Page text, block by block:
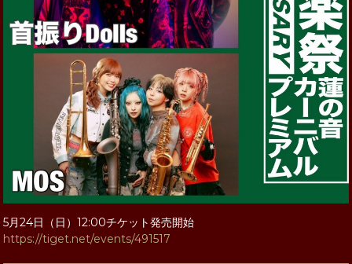
5月24日（日）12:00チケット発売開始
https://tiget.net/events/491517